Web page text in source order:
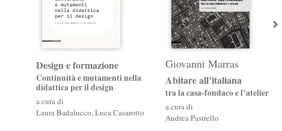
Design e formazione
Continuità e mutamenti nella
didattica per il design
a cura di
Laura Badalucco,Luca Casarotto
Giovanni Marras
Abitare all’italiana
tra la casa-fondaco e l’atelier
a cura di
Andrea Pastrello